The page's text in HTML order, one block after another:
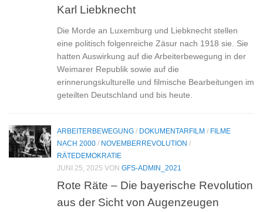
Karl Liebknecht
Die Morde an Luxemburg und Liebknecht stellen
eine politisch folgenreiche Zäsur nach 1918 sie. Sie
hatten Auswirkung auf die Arbeiterbewegung in der
Weimarer Republik sowie auf die
erinnerungskulturelle und filmische Bearbeitungen im
geteilten Deutschland und bis heute.
ARBEITERBEWEGUNG / DOKUMENTARFILM / FILME
NACH 2000 / NOVEMBERREVOLUTION /
RÄTEDEMOKRATIE
JUNI 25, 2025 VON GFS-ADMIN_2021
Rote Räte – Die bayerische Revolution
aus der Sicht von Augenzeugen